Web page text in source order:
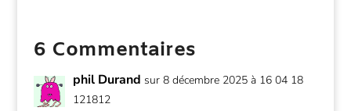
6 Commentaires
phil Durand sur 8 décembre 2025 à 16 04 18
121812